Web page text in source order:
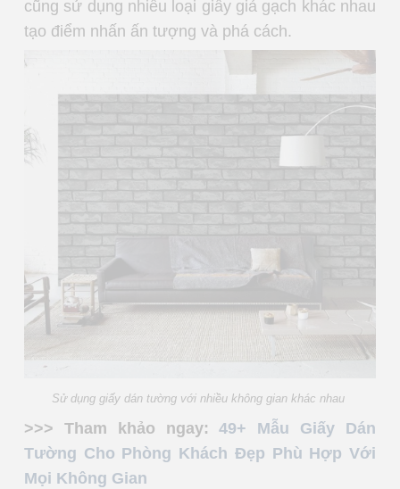
cũng sử dụng nhiều loại giấy giả gạch khác nhau
tạo điểm nhấn ấn tượng và phá cách.
Sử dụng giấy dán tường với nhiều không gian khác nhau
>>> Tham khảo ngay:49+ Mẫu Giấy Dán
Tường Cho Phòng Khách Đẹp Phù Hợp Với
Mọi Không Gian